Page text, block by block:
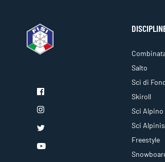
Salto
Sci di
Skiroll
Sci Alpino
Sci
Freestyle